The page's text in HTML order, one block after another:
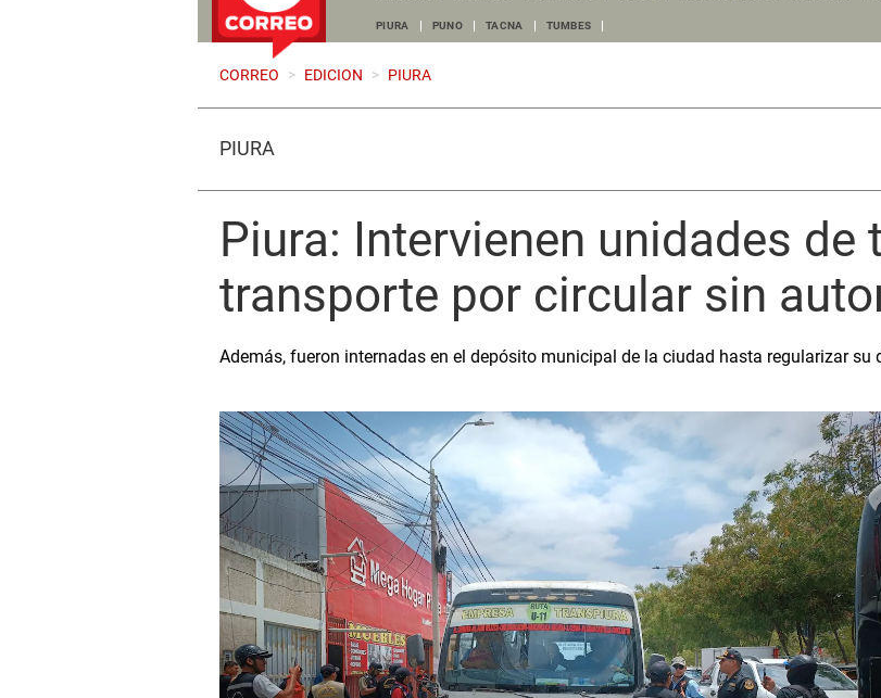
PIURA PUNO TACNA TUMBES
CORREO > EDICION > PIURA
PIURA
Piura: Intervienen unidades de
transporte por circular sin
Además, fueron internadas en el depósito municipal de la ciudad hasta regularizar su